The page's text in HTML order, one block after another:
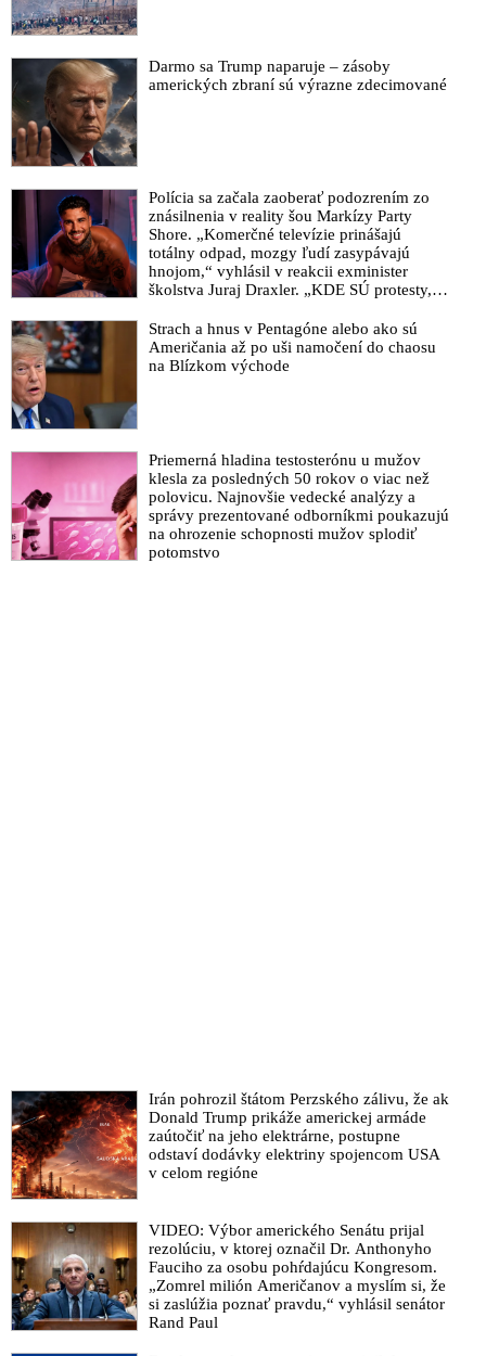
Covid certifikát: Pas áno, ale diskriminácia nie
Európska komisia predstavila digitálny COVID cestovný pas.
O zavedení očkovacích pasov sa rozhodlo oveľa skôr
Očkovacie covid pasy majú za cieľ kontrolovať pohyb ľudí,
varuje ruský lekár
Kurz žiada vytvorenie digitálneho covid-pasu pre
zaočkovaných
Darmo sa Trump naparuje – zásoby
amerických zbraní sú výrazne zdecimované
Polícia sa začala zaoberať podozrením zo
znásilnenia v reality šou Markízy Party
Shore. „Komerčné televízie prinášajú
totálny odpad, mozgy ľudí zasypávajú
hnojom,“ vyhlásil v reakcii exminister
školstva Juraj Draxler. „KDE SÚ protesty,
pracovníkov?“ spýtal sa
Strach a hnus v Pentagóne alebo ako sú
Američania až po uši namočení do chaosu
na Blízkom východe
Priemerná hladina testosterónu u mužov
klesla za posledných 50 rokov o viac než
polovicu. Najnovšie vedecké analýzy a
správy prezentované odborníkmi poukazujú
na ohrozenie schopnosti mužov splodiť
potomstvo
Irán pohrozil štátom Perzského zálivu, že ak
Donald Trump prikáže americkej armáde
zaútočiť na jeho elektrárne, postupne
odstaví dodávky elektriny spojencom USA
v celom regióne
VIDEO: Výbor amerického Senátu prijal
rezolúciu, v ktorej označil Dr. Anthonyho
Fauciho za osobu pohŕdajúcu Kongresom.
„Zomrel milión Američanov a myslím si, že
si zaslúžia poznať pravdu,“ vyhlásil senátor
Rand Paul